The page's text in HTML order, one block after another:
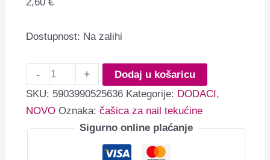
Dostupnost: Na zalihi
- +
Dodaj u košaricu
SKU: 5903990525636 Kategorije: DODACI,
NOVO Oznaka:čašica za nail tekućine
Sigurno online plaćanje